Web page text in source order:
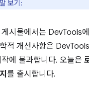
보기:
게시물에서는 DevTools
적 개선사항은
에 불과합니다. 오늘은
를 출시합니다.